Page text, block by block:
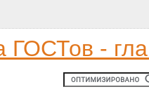
ГОСТов -